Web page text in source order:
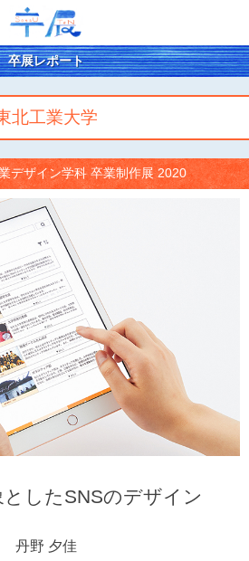
卒展レポート
北工業大学
デザイン学科 卒業制作展 2020
としたSNSのデザイン
丹野 夕佳